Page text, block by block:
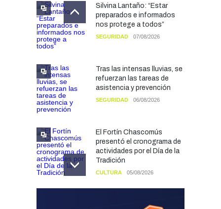
Silvina Lantaño: “Estar
preparados e informados
nos protege a todos”
SEGURIDAD 07/08/2026
Tras las intensas lluvias, se
refuerzan las tareas de
asistencia y prevención
SEGURIDAD 06/08/2026
El Fortín Chascomús
presentó el cronograma de
actividades por el Día de la
Tradición
CULTURA 05/08/2026
fue recibido por Javier